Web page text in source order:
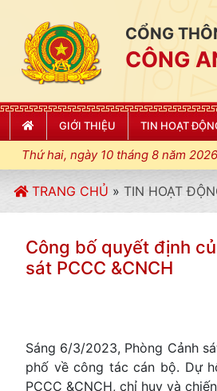
CỔNG
CÔNG
GIỚI THIỆU TIN HOẠT
Thứ hai, ngày 10 tháng 8 năm 2026
TRANG CHỦ » TIN HOẠT
Công bố quyết định
sát PCCC &CNCH
Sáng 6/3/2023, Phòng Cảnh
phố về công tác cán bộ. Dự
PCCC &CNCH, chỉ huy và